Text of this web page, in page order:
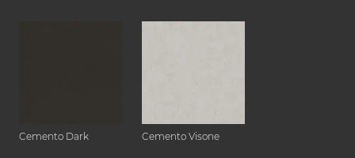
Cemento Dark Cemento Visone